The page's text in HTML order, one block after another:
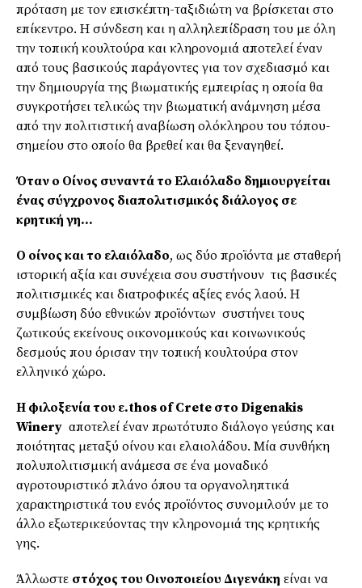
πρόταση με τον επισκέπτη-ταξιδιώτη να βρίσκεται στο
επίκεντρο. Η σύνδεση και η αλληλεπίδραση του με όλη
την τοπική κουλτούρα και κληρονομιά αποτελεί έναν
από τους βασικούς παράγοντες για τον σχεδιασμό και
την δημιουργία της βιωματικής εμπειρίας η οποία θα
συγκροτήσει τελικώς την βιωματική ανάμνηση μέσα
από την πολιτιστική αναβίωση ολόκληρου του τόπου-
σημείου στο οποίο θα βρεθεί και θα ξεναγηθεί.
Όταν ο Οίνος συναντά το Ελαιόλαδο δημιουργείται
ένας σύγχρονος διαπολιτισμικός διάλογος σε
κρητική γη…
Ο οίνος και το ελαιόλαδο, ως δύο προϊόντα με σταθερή
ιστορική αξία και συνέχεια σου συστήνουν τις βασικές
πολιτισμικές και διατροφικές αξίες ενός λαού. Η
συμβίωση δύο εθνικών προϊόντων συστήνει τους
ζωτικούς εκείνους οικονομικούς και κοινωνικούς
δεσμούς που όρισαν την τοπική κουλτούρα στον
ελληνικό χώρο.
Η φιλοξενία του ε.thos of Crete στο Digenakis
Winery αποτελεί έναν πρωτότυπο διάλογο γεύσης και
ποιότητας μεταξύ οίνου και ελαιολάδου. Μία συνθήκη
πολυπολιτισμική ανάμεσα σε ένα μοναδικό
αγροτουριστικό πλάνο όπου τα οργανοληπτικά
χαρακτηριστικά του ενός προϊόντος συνομιλούν με το
άλλο εξωτερικεύοντας την κληρονομιά της κρητικής
γης.
Άλλωστε στόχος του Οινοποιείου Διγενάκη είναι να